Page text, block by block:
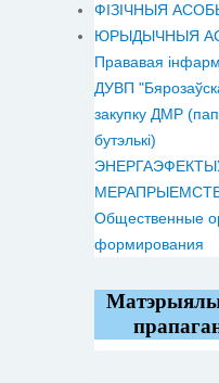
ФІЗІЧНЫЯ
ЮРЫДЫЧНЫЯ
Прававая
ДУВП
закупку ДМР
бутэлькі)
Общественные
формирования